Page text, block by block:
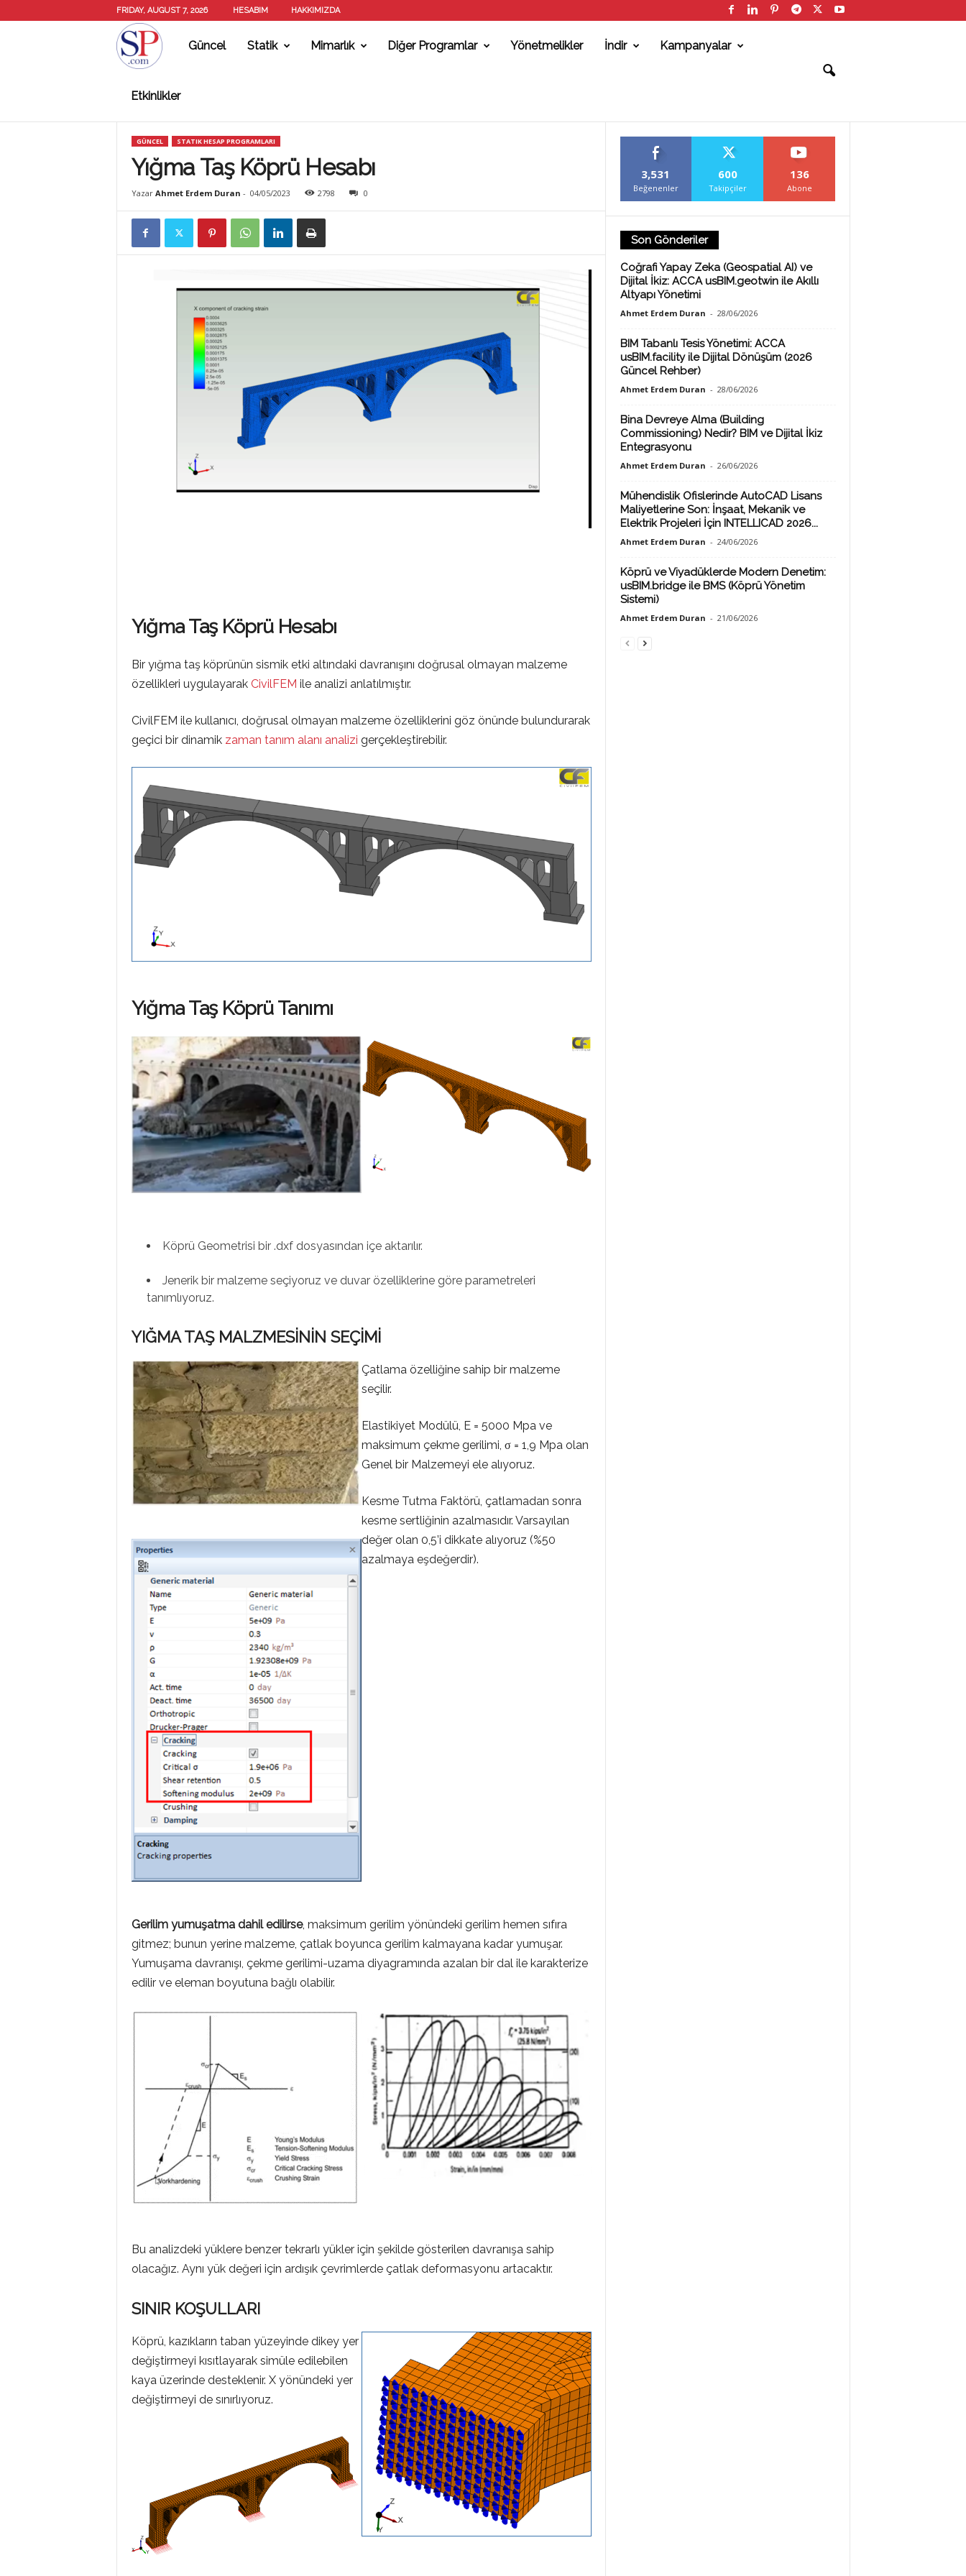
FRIDAY, AUGUST 7, 2026 HESABIM HAKKIMIZDA
T
A
T
İ
R
Güncel Statik Mimarlık Diğer Programlar Yönetmelikler İndir Kampanyalar
Etkinlikler
GÜNCEL STATIK HESAP PROGRAMLARI
Yığma Taş Köprü Hesabı
Yazar Ahmet Erdem Duran - 04/05/2023 2798 0
Yığma Taş Köprü Hesabı
Bir yığma taş köprünün sismik etki altındaki davranışını doğrusal olmayan malzeme
özellikleri uygulayarak CivilFEM ile analizi anlatılmıştır.
CivilFEM ile kullanıcı, doğrusal olmayan malzeme özelliklerini göz önünde bulundurarak
geçici bir dinamik zaman tanım alanı analizi gerçekleştirebilir.
Yığma Taş Köprü Tanımı
Köprü Geometrisi bir .dxf dosyasından içe aktarılır.
Jenerik bir malzeme seçiyoruz ve duvar özelliklerine göre parametreleri
tanımlıyoruz.
YIĞMA TAŞ MALZMESİNİN SEÇİMİ
Çatlama özelliğine sahip bir malzeme
seçilir.
Elastikiyet Modülü, E = 5000 Mpa ve
maksimum çekme gerilimi, σ = 1,9 Mpa olan
Genel bir Malzemeyi ele alıyoruz.
Kesme Tutma Faktörü, çatlamadan sonra
kesme sertliğinin azalmasıdır. Varsayılan
değer olan 0,5’i dikkate alıyoruz (%50
azalmaya eşdeğerdir).
Gerilim yumuşatma dahil edilirse, maksimum gerilim yönündeki gerilim hemen sıfıra
gitmez; bunun yerine malzeme, çatlak boyunca gerilim kalmayana kadar yumuşar.
Yumuşama davranışı, çekme gerilimi-uzama diyagramında azalan bir dal ile karakterize
edilir ve eleman boyutuna bağlı olabilir.
Bu analizdeki yüklere benzer tekrarlı yükler için şekilde gösterilen davranışa sahip
olacağız. Aynı yük değeri için ardışık çevrimlerde çatlak deformasyonu artacaktır.
SINIR KOŞULLARI
Köprü, kazıkların taban yüzeyinde dikey yer
değiştirmeyi kısıtlayarak simüle edilebilen
kaya üzerinde desteklenir. X yönündeki yer
değiştirmeyi de sınırlıyoruz.
3,531
Beğenenler
600
Takipçiler
136
Abone
Son Gönderiler
Coğrafi Yapay Zeka (Geospatial AI) ve
Dijital İkiz: ACCA usBIM.geotwin ile Akıllı
Altyapı Yönetimi
Ahmet Erdem Duran - 28/06/2026
BIM Tabanlı Tesis Yönetimi: ACCA
usBIM.facility ile Dijital Dönüşüm (2026
Güncel Rehber)
Ahmet Erdem Duran - 28/06/2026
Bina Devreye Alma (Building
Commissioning) Nedir? BIM ve Dijital İkiz
Entegrasyonu
Ahmet Erdem Duran - 26/06/2026
Mühendislik Ofislerinde AutoCAD Lisans
Maliyetlerine Son: İnşaat, Mekanik ve
Elektrik Projeleri İçin INTELLICAD 2026...
Ahmet Erdem Duran - 24/06/2026
Köprü ve Viyadüklerde Modern Denetim:
usBIM.bridge ile BMS (Köprü Yönetim
Sistemi)
Ahmet Erdem Duran - 21/06/2026